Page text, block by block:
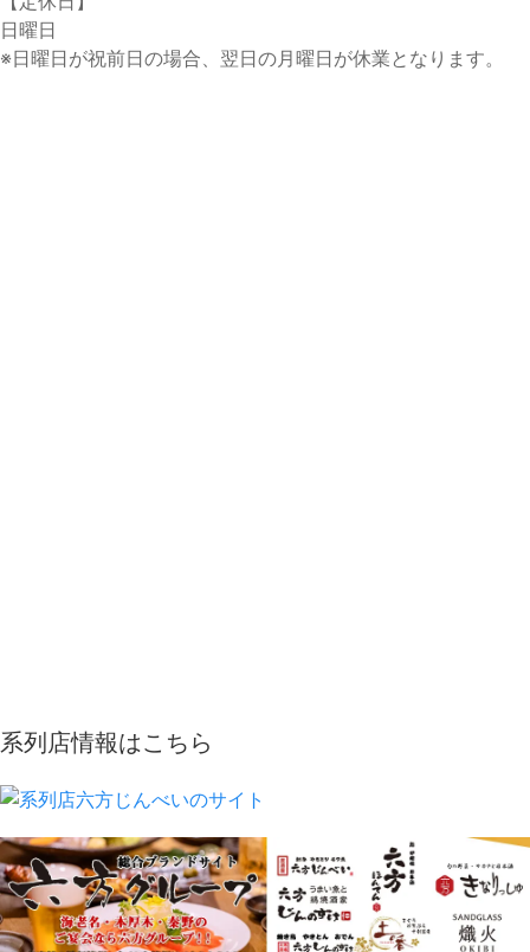
日曜日
※日曜日が祝前日の場合、翌日の月曜日が休業となります。
系列店情報はこちら